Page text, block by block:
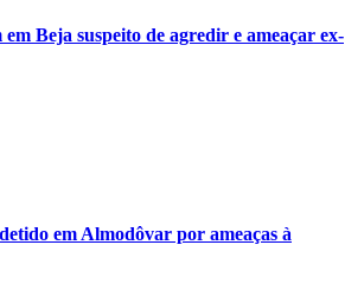
Beja suspeito de agredir e ameaçar ex-
em Almodôvar por ameaças à